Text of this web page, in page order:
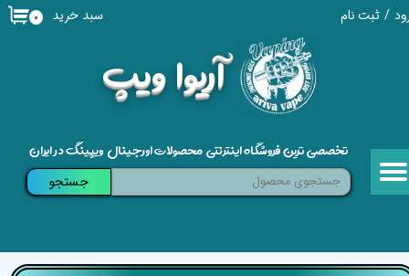
/ ثبت نام
حساب کاربری من
خروج از حساب کاربری
​آریوا ویپ
۰ سبد خرید
تخصصی ترین فروشگاه اینترنتی محصولات اورجینال ویپینگ در ایران
جستجو